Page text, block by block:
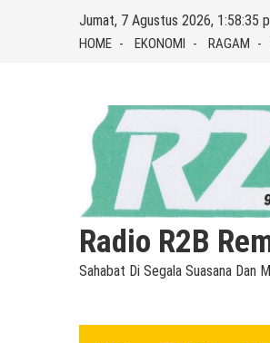
Jumat, 7 Agustus 2026, 1:58:35
HOME EKONOMI RAGAM
Radio R2B
Sahabat Di Segala Suasana Dan